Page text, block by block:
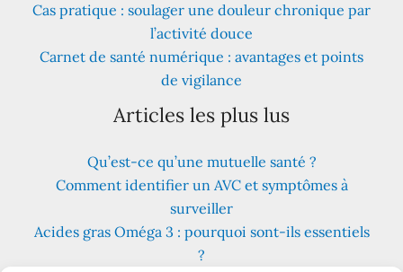
Cas pratique : soulager une douleur chronique par
l’activité douce
Carnet de santé numérique : avantages et points
de vigilance
Articles les plus lus
Qu’est-ce qu’une mutuelle santé ?
Comment identifier un AVC et symptômes à
surveiller
Acides gras Oméga 3 : pourquoi sont-ils essentiels
?